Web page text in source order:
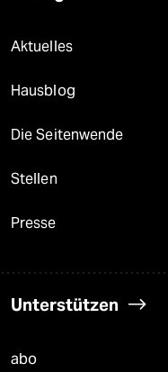
Aktuelles
Hausblog
Die Seitenwende
Stellen
Presse
Unterstützen
abo